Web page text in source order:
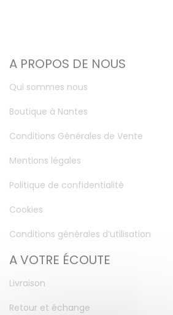
A PROPOS DE NOUS
Qui sommes nous
Boutique à Nantes
Conditions Générales de Vente
Mentions légales
Politique de confidentialité
Cookies
Conditions générales d’utilisation
A VOTRE ÉCOUTE
Livraison
Retour et échange